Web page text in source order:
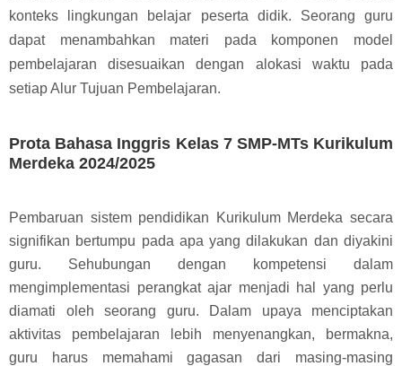
konteks lingkungan belajar peserta didik. Seorang guru
dapat menambahkan materi pada komponen model
pembelajaran disesuaikan dengan alokasi waktu pada
setiap Alur Tujuan Pembelajaran.
Prota Bahasa Inggris Kelas 7 SMP-MTs Kurikulum
Merdeka 2024/2025
Pembaruan sistem pendidikan Kurikulum Merdeka secara
signifikan bertumpu pada apa yang dilakukan dan diyakini
guru. Sehubungan dengan kompetensi dalam
mengimplementasi perangkat ajar menjadi hal yang perlu
diamati oleh seorang guru. Dalam upaya menciptakan
aktivitas pembelajaran lebih menyenangkan, bermakna,
guru harus memahami gagasan dari masing-masing